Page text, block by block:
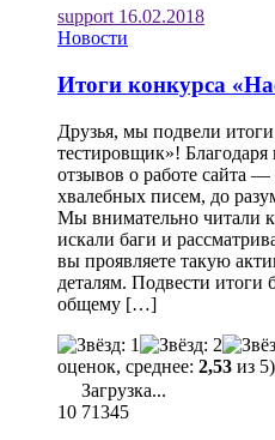
support 16.02.2018
Новости
Итоги конкурса
Друзья, мы подвели
тестировщик»!
отзывов о работе сайта
хвалебных писем, до
Мы внимательно читали
искали баги и
вы проявляете такую
деталям. Подвести
общему […]
оценок, среднее: 2,53 из 5)
Загрузка...
10 71345